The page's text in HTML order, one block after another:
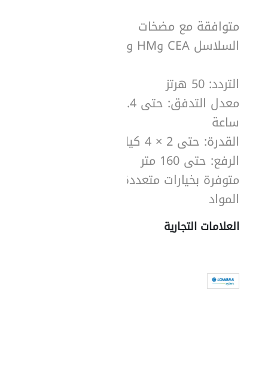
متوافقة مع مضخات
السلاسل CEA وHM وSV.
التردد: 50 هرتز
ساعة
القدرة: حتى 2 × 4 كيلوواط
الرفع: حتى 160 متر
متوفرة بخيارات متعددة من
المواد
العلامات التجارية